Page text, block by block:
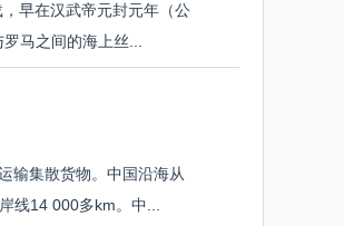
早在汉武帝元封元年（公
马之间的海上丝...
输集散货物。中国沿海从
线14 000多km。中...